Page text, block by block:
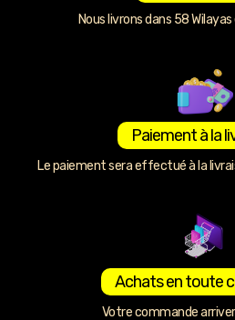
Nous livrons dans 58
Paiement à la
Le paiement sera effectué à la
Achats en toute
Votre commande